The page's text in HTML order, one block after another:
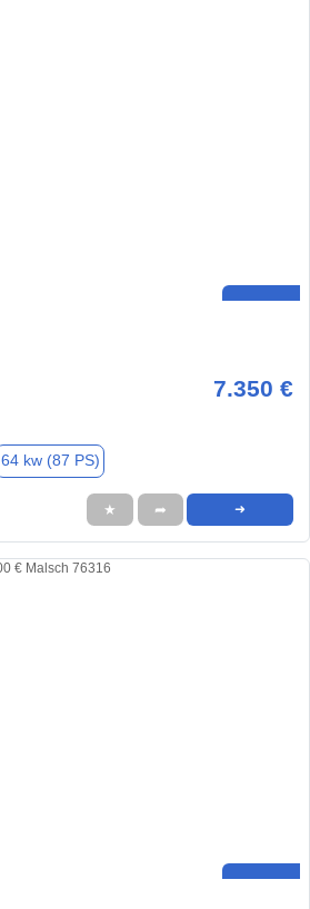
7.350 €
64 kw (87 PS)
★ ➦ ➜